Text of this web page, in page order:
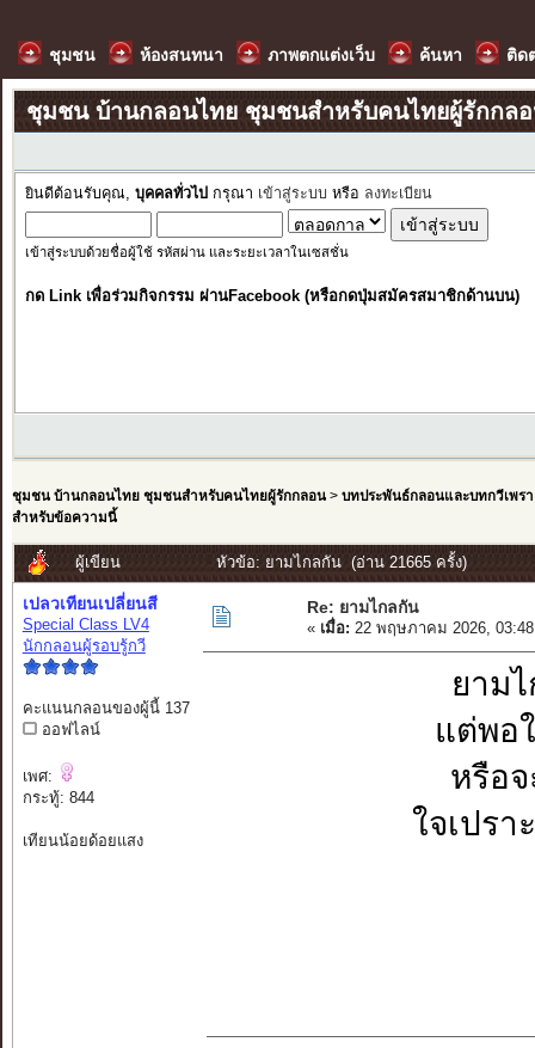
ชุมชน ห้องสนทนา ภาพตกแต่งเว็บ ค้นหา ติด
ชุมชน บ้านกลอนไทย ชุมชนสำหรับคนไทยผู้รักกล
ยินดีต้อนรับคุณ, บุคคลทั่วไป กรุณา เข้าสู่ระบบ หรือ ลงทะเบียน
เข้าสู่ระบบด้วยชื่อผู้ใช้ รหัสผ่าน และระยะเวลาในเซสชั่น
กด Link เพื่อร่วมกิจกรรม ผ่านFacebook (หรือกดปุ่มสมัครสมาชิกด้านบน)
ชุมชน บ้านกลอนไทย ชุมชนสำหรับคนไทยผู้รักกลอน> บทประพันธ์กลอนและบทกวีเพรา
สำหรับข้อความนี้
ผู้เขียน หัวข้อ: ยามไกลกัน (อ่าน 21665 ครั้ง)
เปลวเทียนเปลี่ยนสี
Special Class LV4
นักกลอนผู้รอบรู้กวี
คะแนนกลอนของผู้นี้ 137
ออฟไลน์
เพศ:
กระทู้: 844
เทียนน้อยด้อยแสง
Re: ยามไกลกัน
« เมื่อ: 22 พฤษภาคม 2026,
ยาม
แต่พอ
หรือ
ใจเปรา